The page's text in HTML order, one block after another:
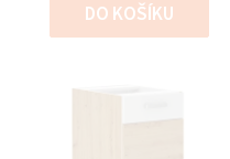
DO KOŠÍKU